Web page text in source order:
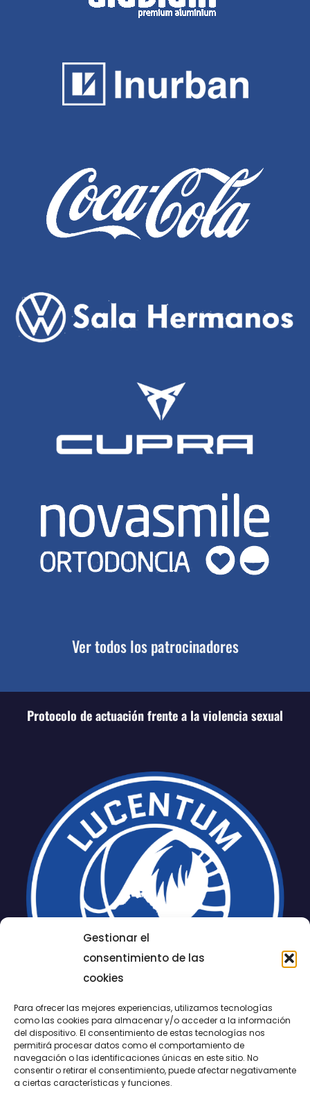
Gestionar el
consentimiento de las
cookies
Para ofrecer las mejores experiencias, utilizamos tecnologías
como las cookies para almacenar y/o acceder a la información
del dispositivo. El consentimiento de estas tecnologías nos
permitirá procesar datos como el comportamiento de
navegación o las identificaciones únicas en este sitio. No
consentir o retirar el consentimiento, puede afectar negativamente
a ciertas características y funciones.
Ver todos los patrocinadores
Protocolo de actuación frente a la violencia sexual
LUCENTUM